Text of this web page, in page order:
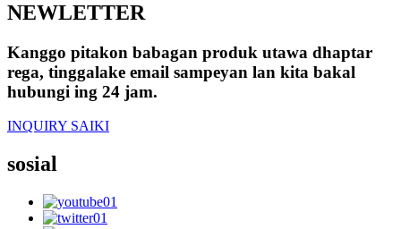
NEWLETTER
Kanggo pitakon babagan produk utawa dhaptar
rega, tinggalake email sampeyan lan kita bakal
hubungi ing 24 jam.
INQUIRY SAIKI
sosial